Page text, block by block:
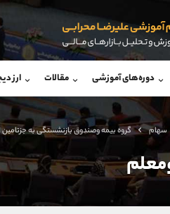
دوره‌های آموزشی مقالات ارز
سهام گروه بيمه وصندوق بازنشستگی به جزتامين
شروع گفتگو
@Armteam_admin_104
104
تماس (دفتر فروش)